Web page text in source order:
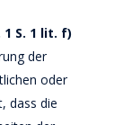
S. 1 lit. f)
der
oder
dass die